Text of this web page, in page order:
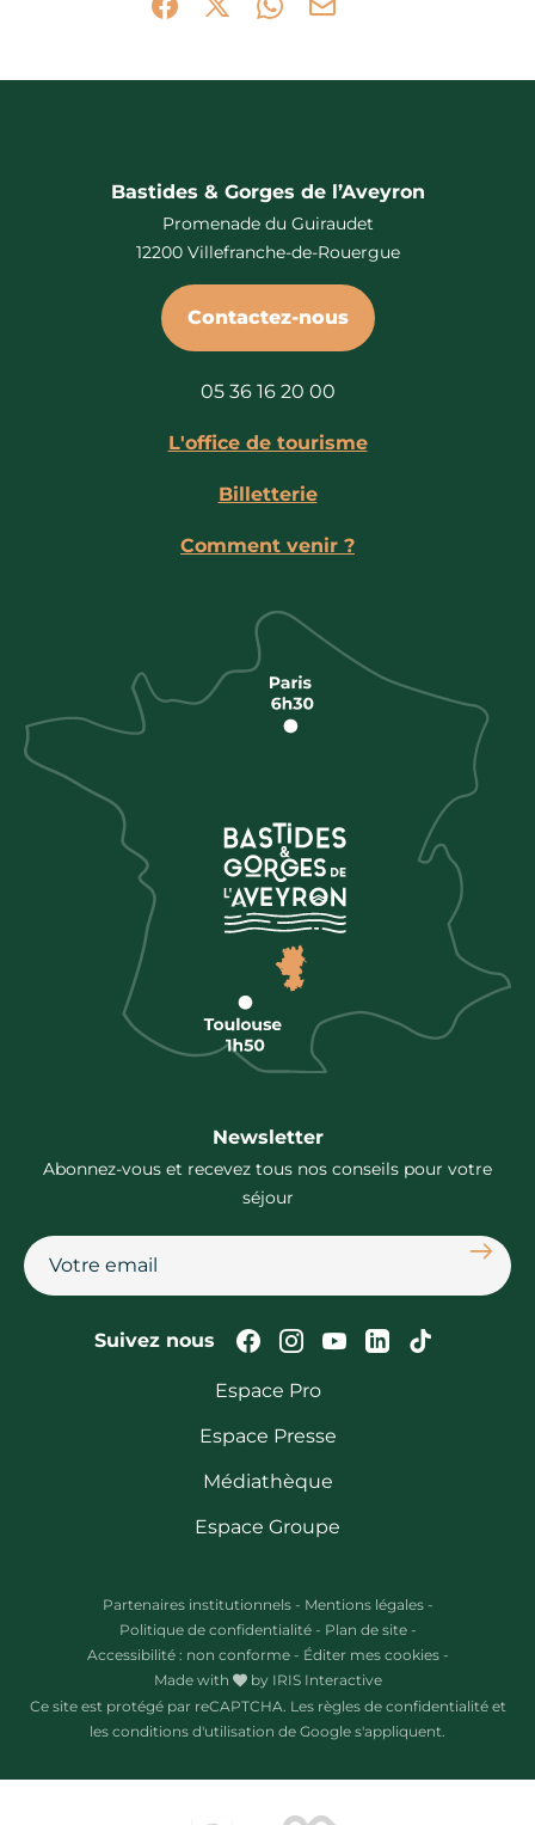
Partager sur Facebook (nouvelle
Partager sur X / Twitter (nouvelle
Partager sur WhatsApp
Partager par mail
Bastides & Gorges de l’Aveyron
Promenade du Guiraudet
12200 Villefranche-de-Rouergue
Contactez-nous
05 36 16 20 00
L'office de tourisme
Billetterie
Comment venir ?
Newsletter
Abonnez-vous et recevez tous nos conseils pour votre
séjour
Suivez nous Suivez-nous sur
Suivez-nous sur
Suivez-nous
Suivez-Suivez-
Espace Pro
Espace Presse
Médiathèque
Espace Groupe
Partenaires institutionnels - Mentions légales -
Politique de confidentialité - Plan de site -
Accessibilité : non conforme - Éditer mes cookies -
Made with
by IRIS Interactive
Ce site est protégé par reCAPTCHA. Les règles de confidentialitéet
les conditions d'utilisation de Google s'appliquent.